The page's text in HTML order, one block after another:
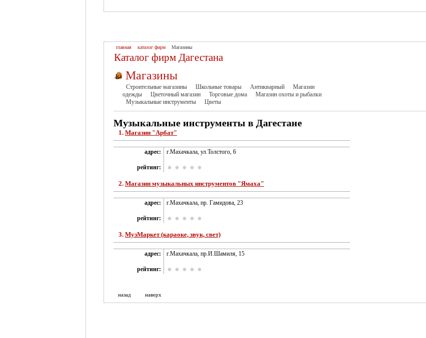
главная каталог фирм Магазины
Каталог фирм Дагестана
Магазины
Строительные магазины Школьные товары Антикварный
Магазин
одежды
Цветочный магазин Торговые дома
Магазин охоты и рыбалки
Музыкальные инструменты
Цветы
Музыкальные инструменты в Дагестане
1. Магазин "Арбат"
адрес: г.Махачкала, ул.Толстого, 6
рейтинг:
2. Магазин музыкальных инструментов "Ямаха"
адрес: г.Махачкала, пр. Гамидова, 23
рейтинг:
3. МузМаркет (караоке, звук, свет)
адрес: г.Махачкала, пр.И.Шамиля, 15
рейтинг:
назад наверх